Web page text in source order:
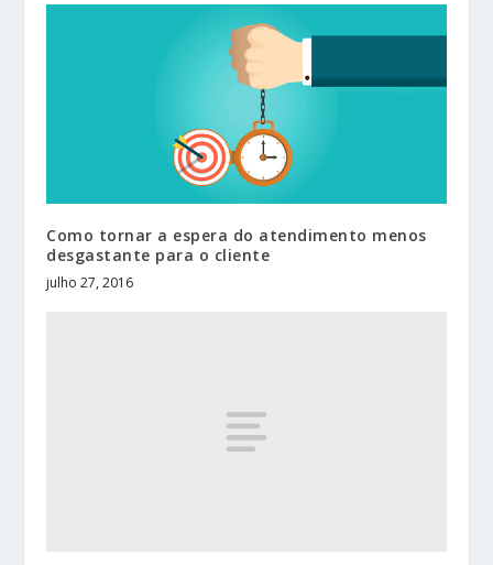
Como tornar a espera do atendimento menos
desgastante para o cliente
julho 27, 2016